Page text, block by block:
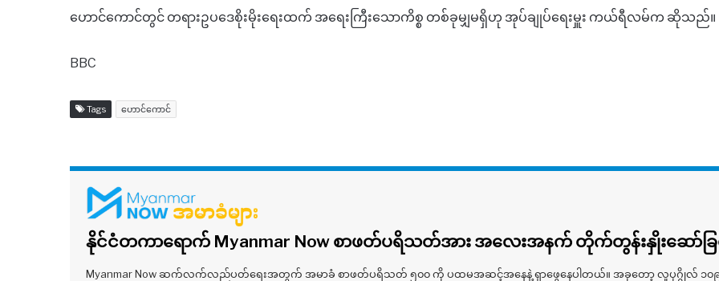
ဟောင်ကောင်တွင် တရားဥပဒေစိုးမိုးရေးထက် အရေးကြီးသောကိစ္စ တစ်ခုမျှမရှိဟု အုပ်ချုပ်ရေးမှူး ကယ်ရီလမ်က ဆိုသည်။
BBC
Tags ဟောင်ကောင်
နိုင်ငံတကာရောက် Myanmar Now စာဖတ်ပရိသတ်အား အလေးအနက် တိုက်တွန်းနှိုးဆော်ခြ
Myanmar Now ဆက်လက်လည်ပတ်ရေးအတွက် အမာခံ စာဖတ်ပရိသတ် ၅၀၀ ကို ပထမအဆင့်အနေနဲ့ ရှာဖွေနေပါတယ်။ အခုတော့ လူပုဂ္ဂိုလ် ၁၀